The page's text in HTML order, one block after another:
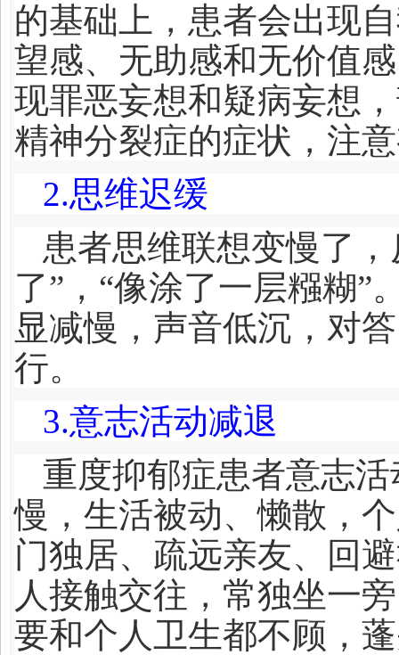
的基础上，患者会出现
望感、无助感和无价值
现罪恶妄想和疑病妄想
精神分裂症的症状，注
2.思维迟缓
患者思维联想变慢了
了”，“像涂了一层糨糊”
显减慢，声音低沉，对
行。
3.意志活动减退
重度抑郁症患者意志
慢，生活被动、懒散，
门独居、疏远亲友、回
人接触交往，常独坐一
要和个人卫生都不顾，